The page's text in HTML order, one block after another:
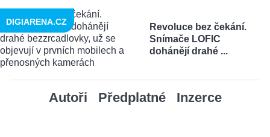
Revoluce bez čekání.
Snímače LOFIC
dohánějí drahé ...
DIGIARENA.CZ
Autoři Předplatné Inzerce